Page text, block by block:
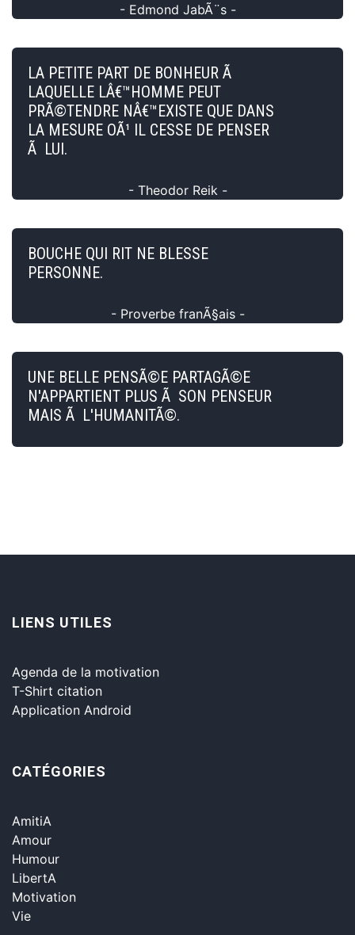
- Edmond JabÃ¨s -
LA PETITE PART DE BONHEUR Ã
LAQUELLE LÂ€™HOMME PEUT
PRÃ©TENDRE NÂ€™EXISTE QUE DANS
LA MESURE OÃ¹ IL CESSE DE PENSER
Ã LUI.
- Theodor Reik -
BOUCHE QUI RIT NE BLESSE
PERSONNE.
- Proverbe franÃ§ais -
UNE BELLE PENSÃ©E PARTAGÃ©E
N'APPARTIENT PLUS Ã SON PENSEUR
MAIS Ã L'HUMANITÃ©.
LIENS UTILES
Agenda de la motivation
T-Shirt citation
Application Android
CATÉGORIES
AmitiA
Amour
Humour
LibertA
Motivation
Vie